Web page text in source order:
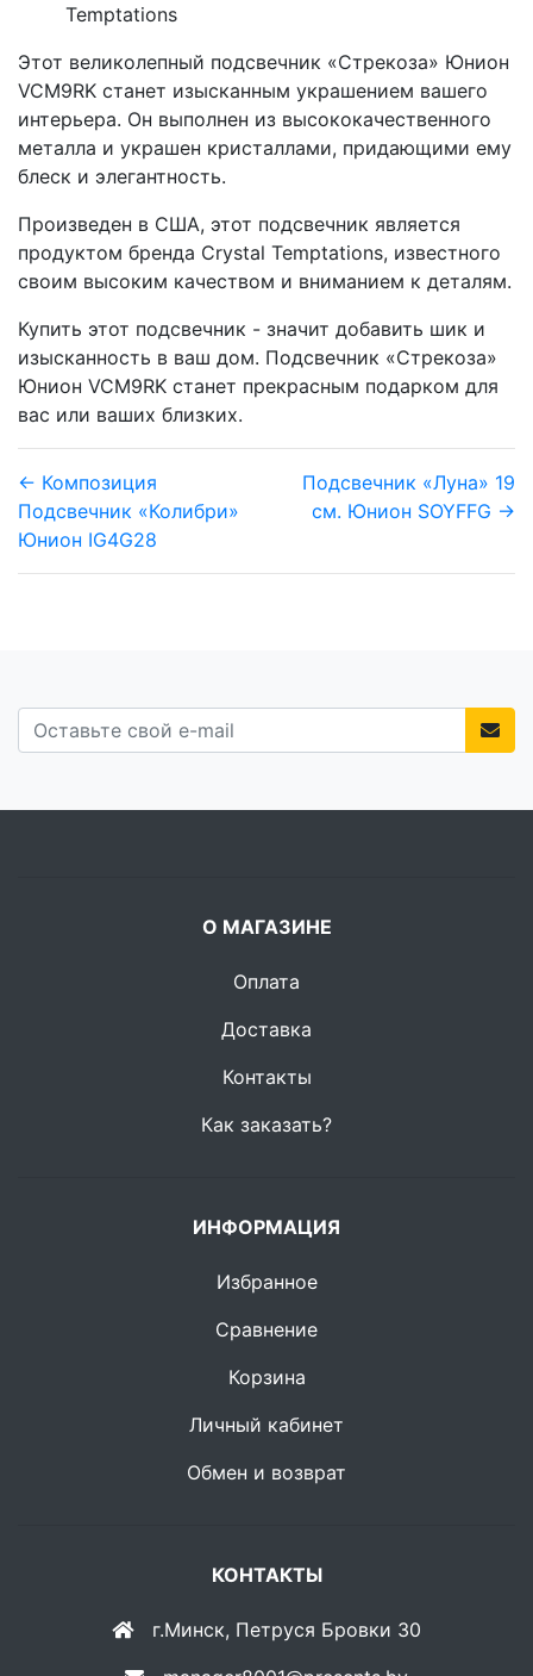
Temptations
Этот великолепный подсвечник «Стрекоза» Юнион
VCM9RK станет изысканным украшением вашего
интерьера. Он выполнен из высококачественного
металла и украшен кристаллами, придающими ему
блеск и элегантность.
Произведен в США, этот подсвечник является
продуктом бренда Crystal Temptations, известного
своим высоким качеством и вниманием к деталям.
Купить этот подсвечник - значит добавить шик и
изысканность в ваш дом. Подсвечник «Стрекоза»
Юнион VCM9RK станет прекрасным подарком для
вас или ваших близких.
← Композиция
Подсвечник «Колибри»
Юнион IG4G28
Подсвечник «Луна» 19
см. Юнион SOYFFG →
О МАГАЗИНЕ
Оплата
Доставка
Контакты
Как заказать?
ИНФОРМАЦИЯ
Избранное
Сравнение
Корзина
Личный кабинет
Обмен и возврат
КОНТАКТЫ
г.Минск, Петруся Бровки 30